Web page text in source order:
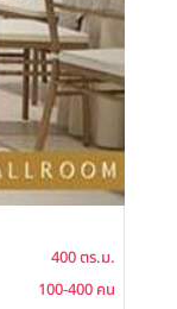
400 ตร.ม.
100-400 คน